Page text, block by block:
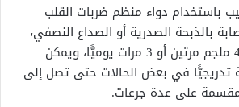
باستخدام دواء منظم ضربات القلب
بالذبحة الصدرية أو الصداع النصفي،
وتكون الجرعة عادة 40 ملجم مرتين أو 3 مرات يوميًّا، ويمكن
تدريجيًّا في بعض الحالات حتى تصل إلى